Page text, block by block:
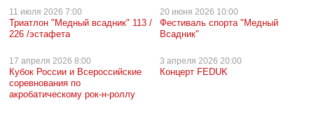
11 июля 2026 7:00
Триатлон "Медный всадник" 113 /
226 /эстафета
20 июня 2026 10:00
Фестиваль спорта "Медный
Всадник"
17 апреля 2026 8:00
Кубок России и Всероссийские
соревнования по
акробатическому рок-н-роллу
3 апреля 2026 20:00
Концерт FEDUK